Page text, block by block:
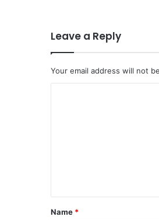
Leave a Reply
Your email address will not
t
*
Name *